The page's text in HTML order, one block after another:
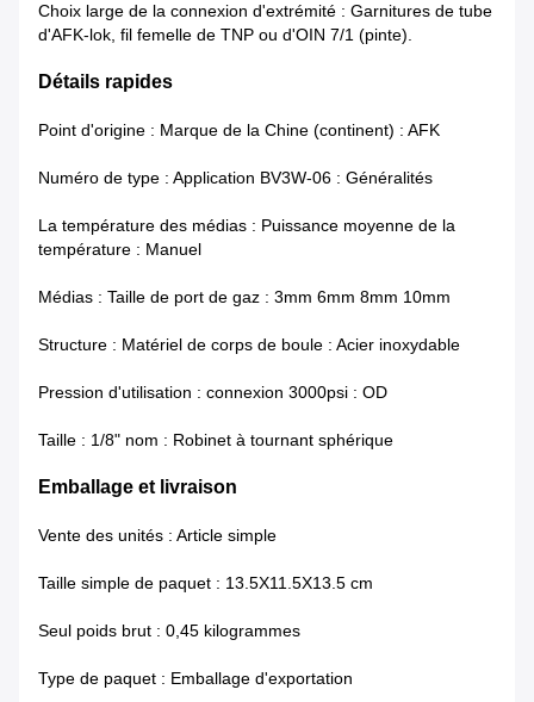
Choix large de la connexion d'extrémité : Garnitures de tube
d'AFK-lok, fil femelle de TNP ou d'OIN 7/1 (pinte).
Détails rapides
Point d'origine : Marque de la Chine (continent) : AFK
Numéro de type : Application BV3W-06 : Généralités
La température des médias : Puissance moyenne de la
température : Manuel
Médias : Taille de port de gaz : 3mm 6mm 8mm 10mm
Structure : Matériel de corps de boule : Acier inoxydable
Pression d'utilisation : connexion 3000psi : OD
Taille : 1/8" nom : Robinet à tournant sphérique
Emballage et livraison
Vente des unités : Article simple
Taille simple de paquet : 13.5X11.5X13.5 cm
Seul poids brut : 0,45 kilogrammes
Type de paquet : Emballage d'exportation